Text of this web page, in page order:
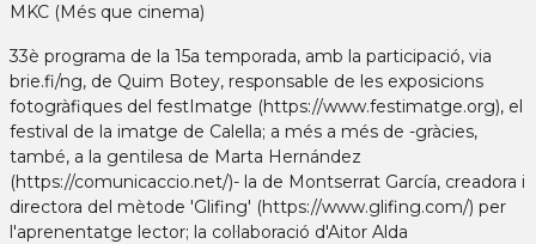
MKC (Més que cinema)
33è programa de la 15a temporada, amb la participació, via
brie.fi/ng, de Quim Botey, responsable de les exposicions
fotogràfiques del festImatge (https://www.festimatge.org), el
festival de la imatge de Calella; a més a més de -gràcies,
també, a la gentilesa de Marta Hernández
(https://comunicaccio.net/)- la de Montserrat García, creadora i
directora del mètode 'Glifing' (https://www.glifing.com/) per
l'aprenentatge lector; la col·laboració d'Aitor Alda